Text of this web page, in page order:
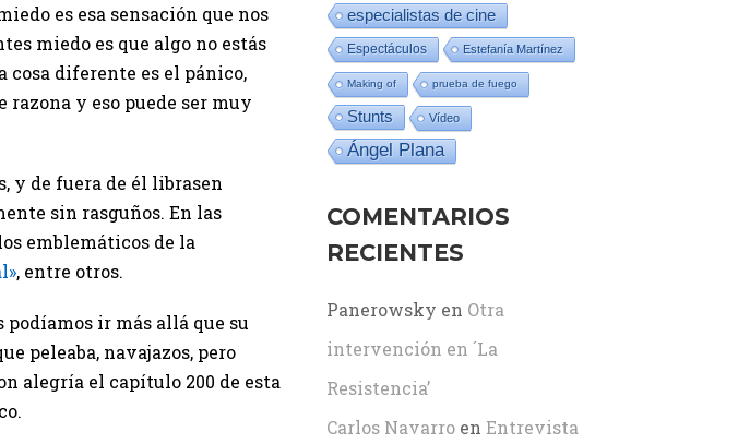
es esa sensación que nos
miedo es que algo no estás
cosa diferente es el pánico,
razona y eso puede ser muy
y de fuera de él librasen
sin rasguños. En las
emblemáticos de la
, entre otros.
podíamos ir más allá que su
peleaba, navajazos, pero
alegría el capítulo 200 de esta
especialistas de cine
Espectáculos Estefanía Martínez
Making of prueba de fuego
Stunts Vídeo
Ángel Plana
COMENTARIOS
RECIENTES
Panerowsky en Otra
intervención en ´La
Resistencia’
Carlos Navarro en Entrevista